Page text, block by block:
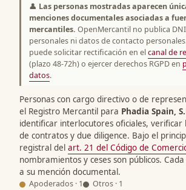
👤 Las personas mostradas aparecen
menciones documentales asociadas a
mercantiles. OpenMercantil no publica
personales ni datos de contacto
puede solicitar rectificación en elcanal de
(plazo 48-72h) o ejercer derechos RGPD en
datos.
Personas con cargo directivo o de
el Registro Mercantil para Phadia Spain,
identificar interlocutores oficiales, verificar
de contratos y due diligence. Bajo el
registral del art. 21 del Código de
nombramientos y ceses son públicos.
a su mención documental.
Apoderados · 1 Otros · 1